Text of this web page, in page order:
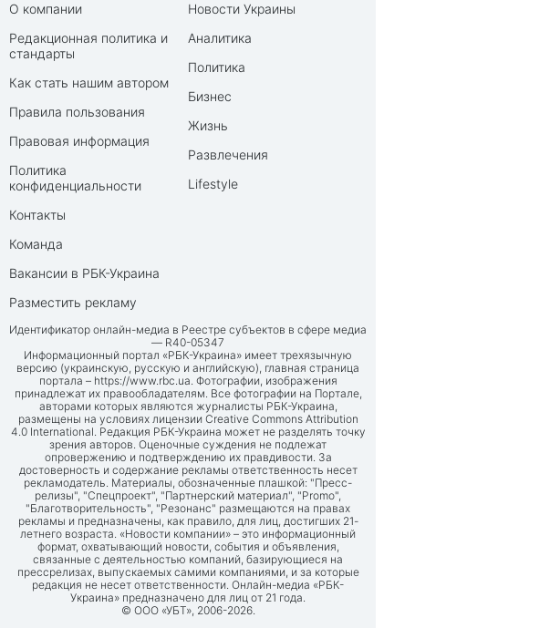
О компании
Редакционная политика и
стандарты
Как стать нашим автором
Правила пользования
Правовая информация
Политика
конфиденциальности
Контакты
Команда
Вакансии в РБК-Украина
Разместить рекламу
Новости Украины
Аналитика
Политика
Бизнес
Жизнь
Развлечения
Lifestyle
Идентификатор онлайн-медиа в Реестре субъектов в сфере медиа
— R40-05347
Информационный портал «РБК-Украина» имеет трехязычную
версию (украинскую, русскую и английскую), главная страница
портала – https://www.rbc.ua. Фотографии, изображения
принадлежат их правообладателям. Все фотографии на Портале,
авторами которых являются журналисты РБК-Украина,
размещены на условиях лицензии Creative Commons Attribution
4.0 International. Редакция РБК-Украина может не разделять точку
зрения авторов. Оценочные суждения не подлежат
опровержению и подтверждению их правдивости. За
достоверность и содержание рекламы ответственность несет
рекламодатель. Материалы, обозначенные плашкой: "Пресс-
релизы", "Спецпроект", "Партнерский материал", "Promo",
"Благотворительность", "Резонанс" размещаются на правах
рекламы и предназначены, как правило, для лиц, достигших 21-
летнего возраста. «Новости компании» – это информационный
формат, охватывающий новости, события и объявления,
связанные с деятельностью компаний, базирующиеся на
прессрелизах, выпускаемых самими компаниями, и за которые
редакция не несет ответственности. Онлайн-медиа «РБК-
Украина» предназначено для лиц от 21 года.
© ООО «УБТ», 2006-2026.